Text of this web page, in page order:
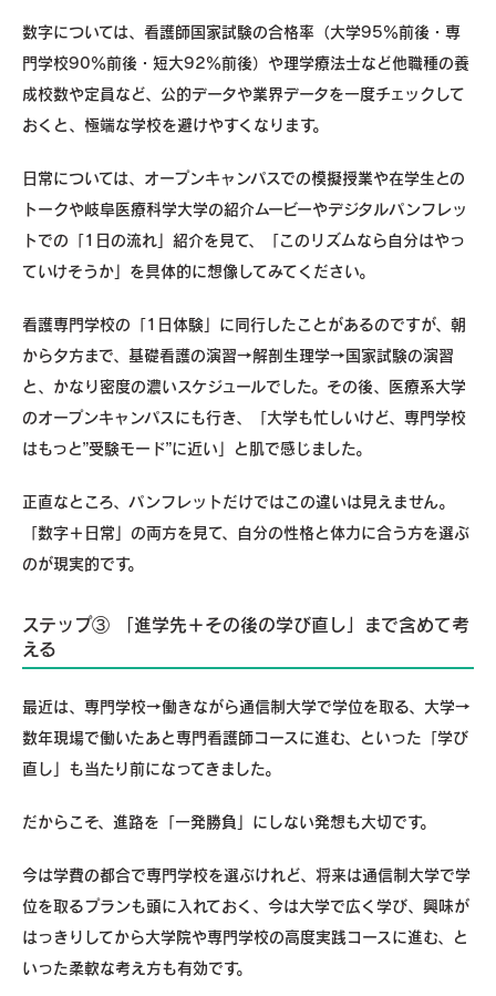
数字については、看護師国家試験の合格率（大学95％前後・専
門学校90％前後・短大92％前後）や理学療法士など他職種の養
成校数や定員など、公的データや業界データを一度チェックして
おくと、極端な学校を避けやすくなります。
日常については、オープンキャンパスでの模擬授業や在学生との
トークや岐阜医療科学大学の紹介ムービーやデジタルパンフレッ
トでの「1日の流れ」紹介を見て、「このリズムなら自分はやっ
ていけそうか」を具体的に想像してみてください。
看護専門学校の「1日体験」に同行したことがあるのですが、朝
から夕方まで、基礎看護の演習→解剖生理学→国家試験の演習
と、かなり密度の濃いスケジュールでした。その後、医療系大学
のオープンキャンパスにも行き、「大学も忙しいけど、専門学校
はもっと”受験モード”に近い」と肌で感じました。
正直なところ、パンフレットだけではこの違いは見えません。
「数字＋日常」の両方を見て、自分の性格と体力に合う方を選ぶ
のが現実的です。
ステップ③ 「進学先＋その後の学び直し」まで含めて考
える
最近は、専門学校→働きながら通信制大学で学位を取る、大学→
数年現場で働いたあと専門看護師コースに進む、といった「学び
直し」も当たり前になってきました。
だからこそ、進路を「一発勝負」にしない発想も大切です。
今は学費の都合で専門学校を選ぶけれど、将来は通信制大学で学
位を取るプランも頭に入れておく、今は大学で広く学び、興味が
はっきりしてから大学院や専門学校の高度実践コースに進む、と
いった柔軟な考え方も有効です。